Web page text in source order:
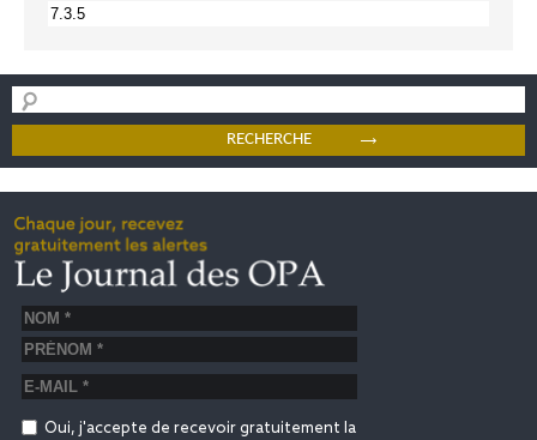
Oui, j'accepte de recevoir gratuitement la